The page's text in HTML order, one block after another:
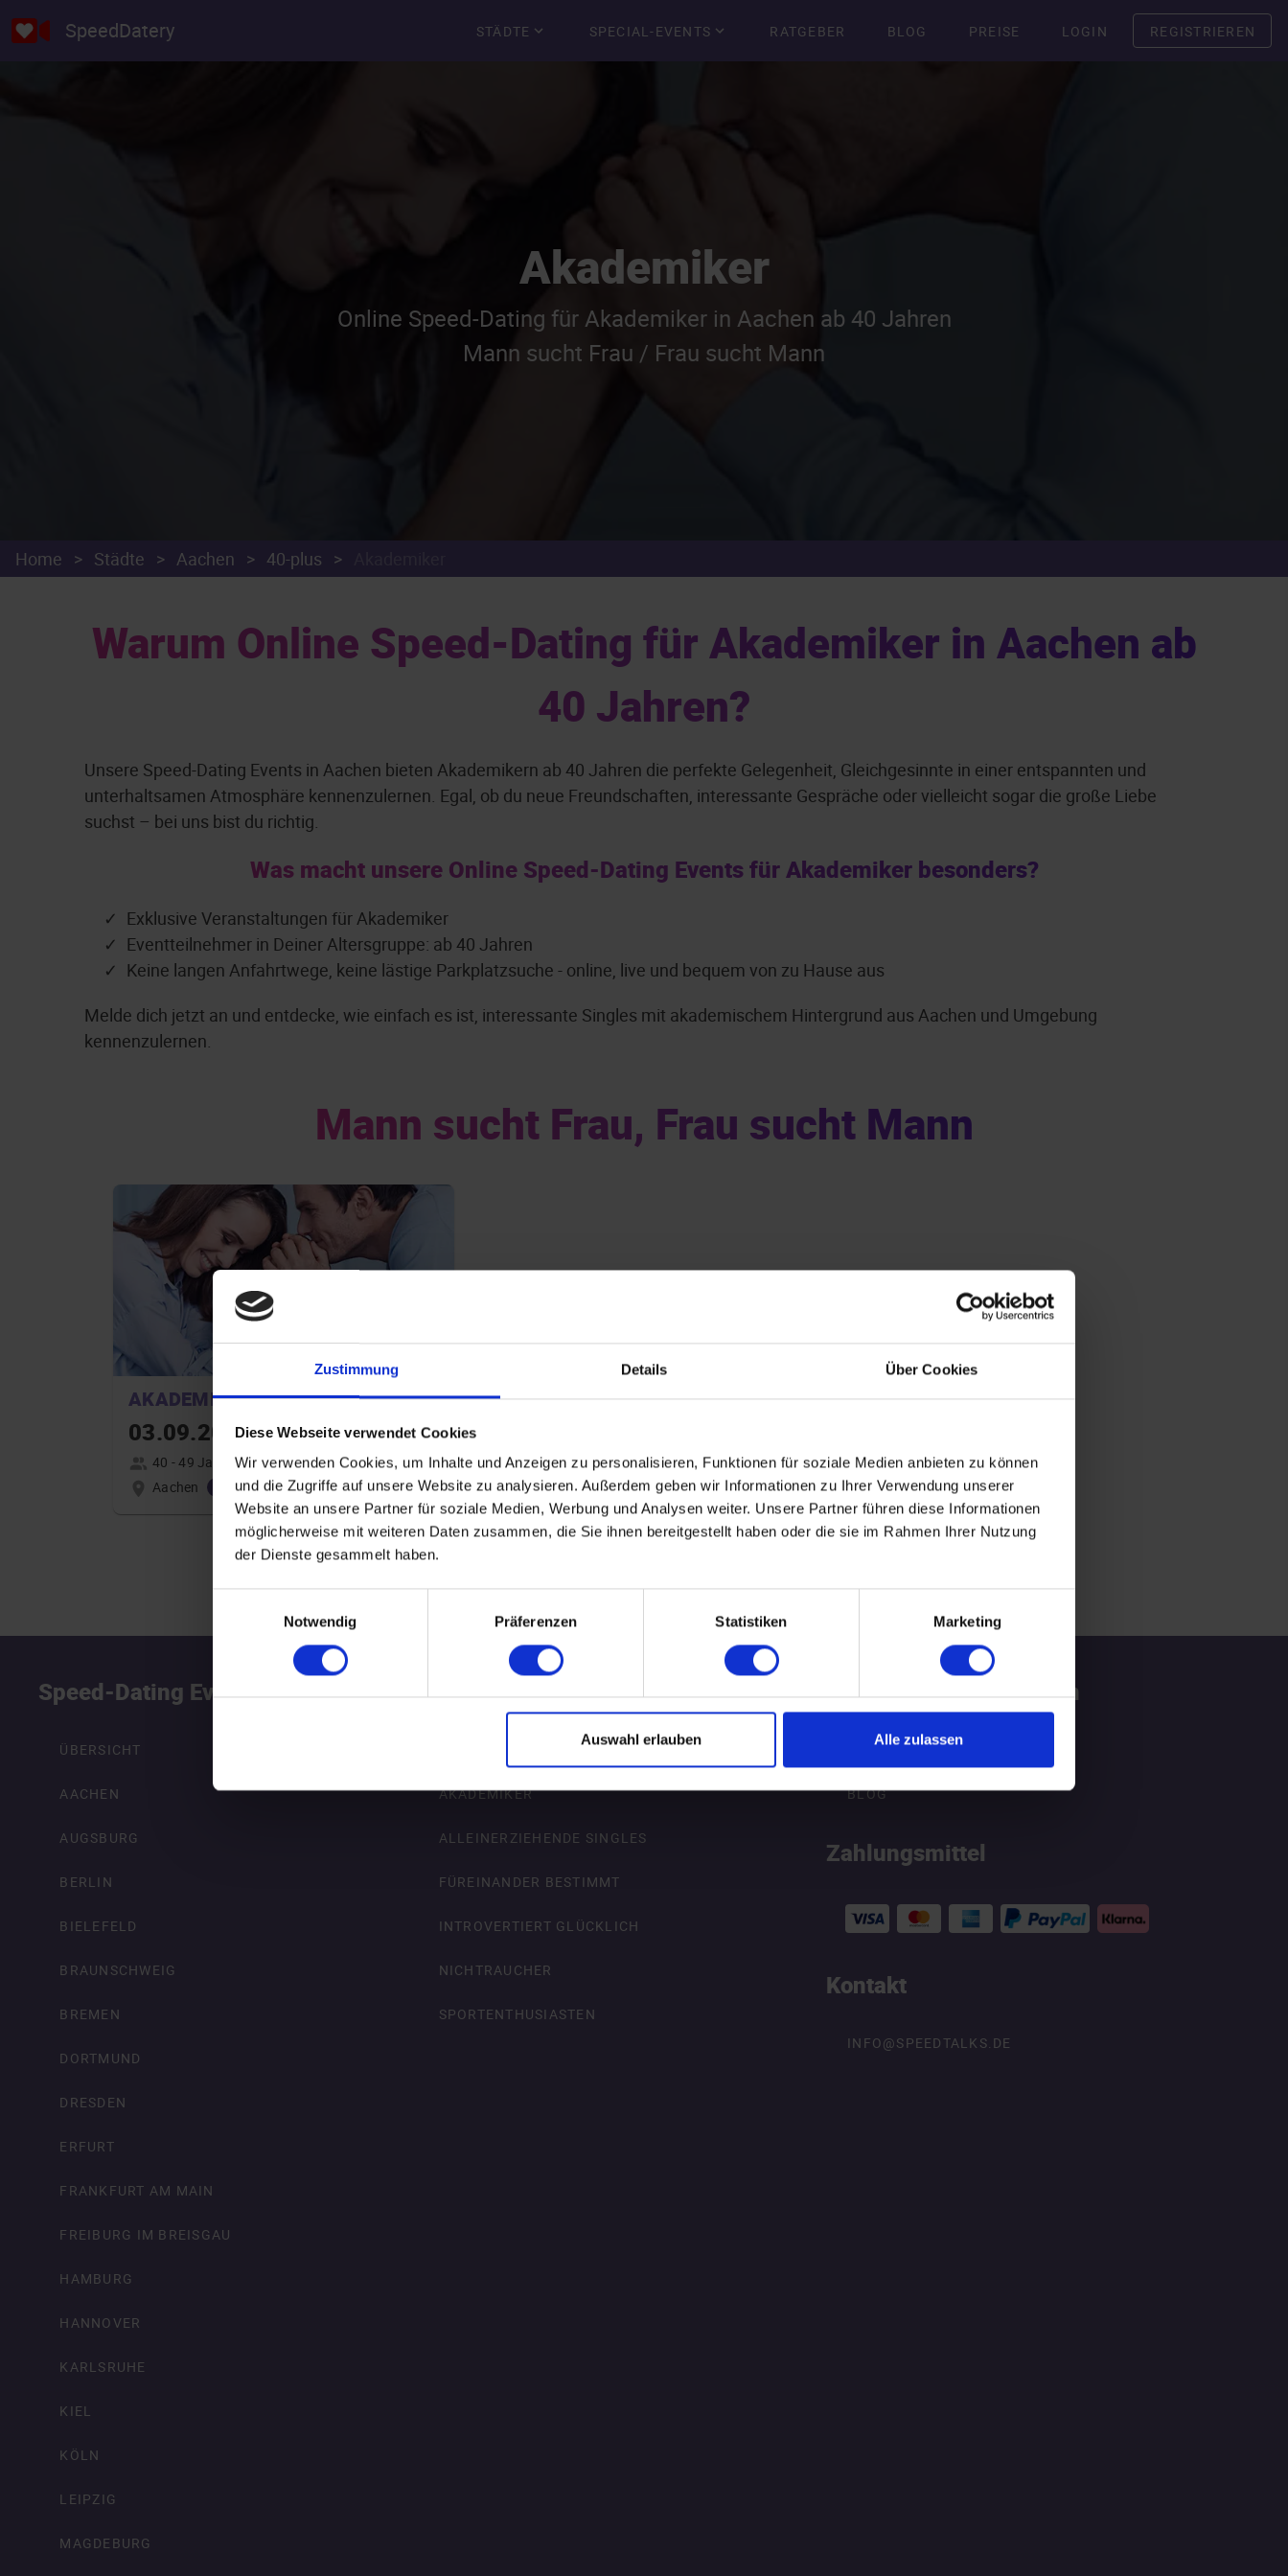
Zustimmung Details Über Cookies
Diese Webseite verwendet Cookies
Wir verwenden Cookies, um Inhalte und Anzeigen zu personalisieren, Funktionen für soziale Medien anbieten zu können
und die Zugriffe auf unsere Website zu analysieren. Außerdem geben wir Informationen zu Ihrer Verwendung unserer
Website an unsere Partner für soziale Medien, Werbung und Analysen weiter. Unsere Partner führen diese Informationen
möglicherweise mit weiteren Daten zusammen, die Sie ihnen bereitgestellt haben oder die sie im Rahmen Ihrer Nutzung
der Dienste gesammelt haben.
Notwendig
Präferenzen Statistiken Marketing
Auswahl erlauben Alle zulassen
SpeedDatery STÄDTE SPECIAL-EVENTS RATGEBER BLOG PREISE LOGIN REGISTRIEREN
Akademiker
Online Speed-Dating für Akademiker in Aachen ab 40 Jahren
Mann sucht Frau / Frau sucht Mann
Home > Städte > Aachen > 40-plus >
Warum Online Speed-Dating für Akademiker in Aachen ab
40 Jahren?
Unsere Speed-Dating Events in Aachen bieten Akademikern ab 40 Jahren die perfekte Gelegenheit, Gleichgesinnte in einer entspannten und
unterhaltsamen Atmosphäre kennenzulernen. Egal, ob du neue Freundschaften, interessante Gespräche oder vielleicht sogar die große Liebe
suchst – bei uns bist du richtig.
Was macht unsere Online Speed-Dating Events für Akademiker besonders?
Exklusive Veranstaltungen für Akademiker
Eventteilnehmer in Deiner Altersgruppe: ab 40 Jahren
Keine langen Anfahrtwege, keine lästige Parkplatzsuche - online, live und bequem von zu Hause aus
Melde dich jetzt an und entdecke, wie einfach es ist, interessante Singles mit akademischem Hintergrund aus Aachen und Umgebung
kennenzulernen.
Mann sucht Frau, Frau sucht Mann
AKADEMIKER
03.09.2026 17:00
40 - 49 Jahre
Aachen
online
WEITERE EVENTS IN AACHEN .
Speed-Dating Events
ÜBERSICHT
AACHEN
AUGSBURG
BERLIN
BIELEFELD
BRAUNSCHWEIG
BREMEN
DORTMUND
DRESDEN
ERFURT
FRANKFURT AM MAIN
FREIBURG IM BREISGAU
HAMBURG
HANNOVER
KARLSRUHE
KIEL
KÖLN
LEIPZIG
MAGDEBURG
Special-Events
AKADEMIKER
ALLEINERZIEHENDE SINGLES
FÜREINANDER BESTIMMT
INTROVERTIERT GLÜCKLICH
NICHTRAUCHER
SPORTENTHUSIASTEN
Nützliche Informationen
RATGEBER
BLOG
Zahlungsmittel
Kontakt
INFO@SPEEDTALKS.DE